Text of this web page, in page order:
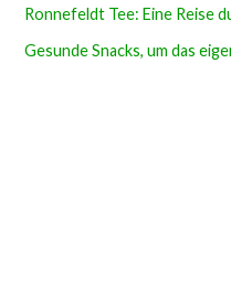
Ronnefeldt Tee: Eine Reise
Gesunde Snacks, um das